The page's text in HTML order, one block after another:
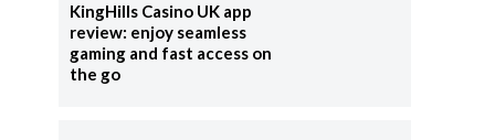
KingHills Casino UK app
review: enjoy seamless
gaming and fast access on
the go